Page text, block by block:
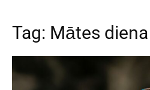
Tag: Mātes diena